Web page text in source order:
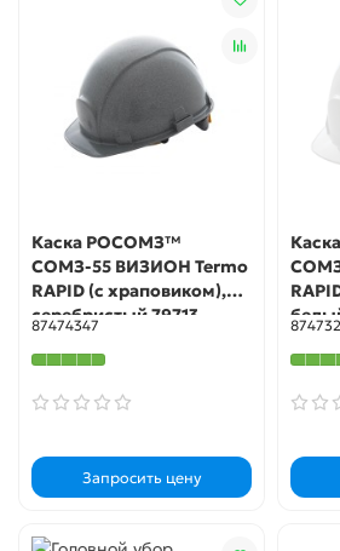
Каска РОСОМЗ™
СОМЗ-55 ВИЗИОН Termo
RAPID (с храповиком),
серебристый 79713
87474347
Запросить цену